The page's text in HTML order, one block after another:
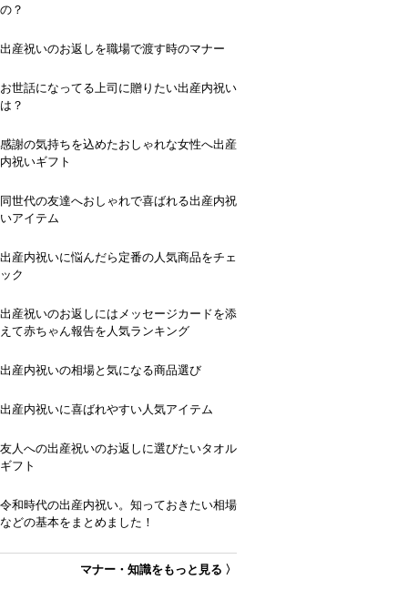
の？
出産祝いのお返しを職場で渡す時のマナー
お世話になってる上司に贈りたい出産内祝い
は？
感謝の気持ちを込めたおしゃれな女性へ出産
内祝いギフト
同世代の友達へおしゃれで喜ばれる出産内祝
いアイテム
出産内祝いに悩んだら定番の人気商品をチェ
ック
出産祝いのお返しにはメッセージカードを添
えて赤ちゃん報告を人気ランキング
出産内祝いの相場と気になる商品選び
出産内祝いに喜ばれやすい人気アイテム
友人への出産祝いのお返しに選びたいタオル
ギフト
令和時代の出産内祝い。知っておきたい相場
などの基本をまとめました！
マナー・知識をもっと見る 〉